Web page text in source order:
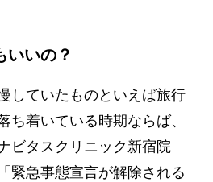
いいの？
していたものといえば旅行
ち着いている時期ならば、
ビタスクリニック新宿院
緊急事態宣言が解除される